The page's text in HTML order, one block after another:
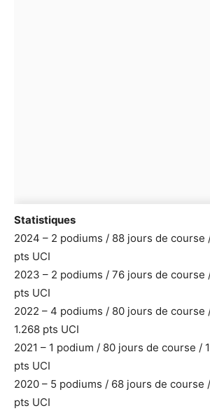
Statistiques
2024 – 2 podiums / 88 jours de course
pts UCI
2023 – 2 podiums / 76 jours de course
pts UCI
2022 – 4 podiums / 80 jours de course
1.268 pts UCI
2021 – 1 podium / 80 jours de course /
pts UCI
2020 – 5 podiums / 68 jours de course
pts UCI